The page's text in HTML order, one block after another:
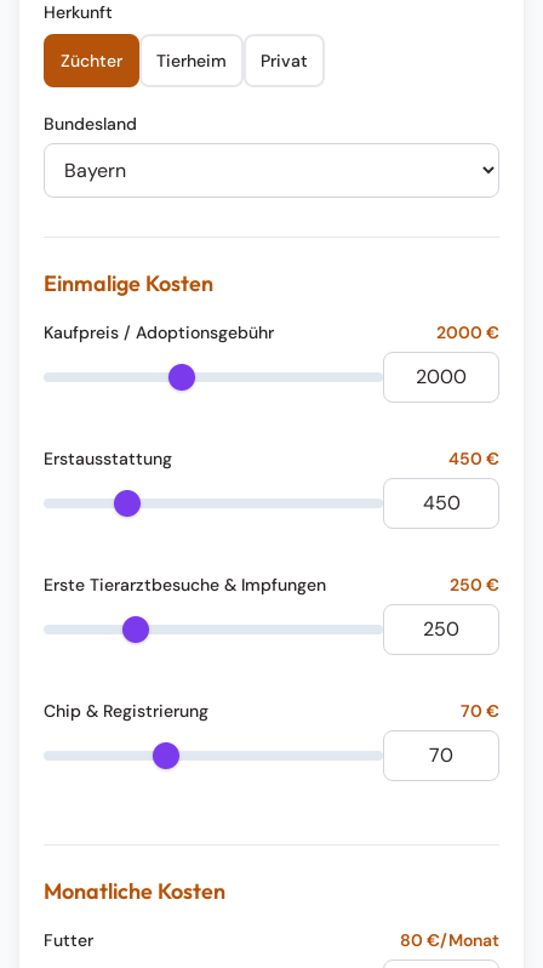
Herkunft
Züchter Tierheim Privat
Bundesland
Einmalige Kosten
Kaufpreis / Adoptionsgebühr 2000 €
Erstausstattung 450 €
Erste Tierarztbesuche & Impfungen 250 €
Chip & Registrierung 70 €
Monatliche Kosten
Futter 80 €/Monat